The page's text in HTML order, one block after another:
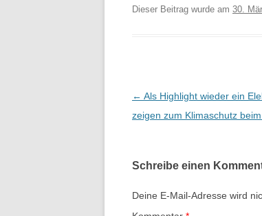
Dieser Beitrag wurde am 30.
B
e
r
a
g
← Als Highlight wieder ein
zeigen zum Klimaschutz
Schreibe einen
Deine E-Mail-Adresse wird